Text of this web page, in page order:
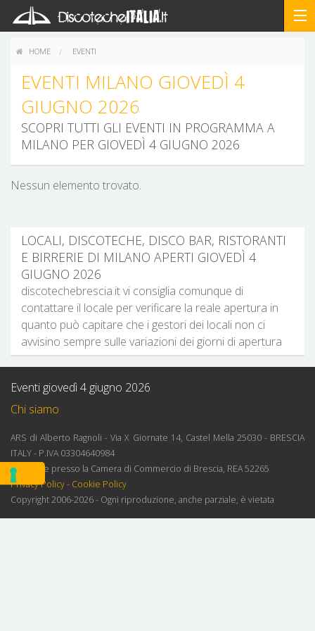
HOME EVENTI
EVENTI MILANO GIOVEDÌ 4
GIUGNO 2026
SCOPRI TUTTI GLI EVENTI IN PROGRAMMA A
MILANO PER GIOVEDÌ 4 GIUGNO 2026
Nessun elemento trovato.
LOCALI, DISCOTECHE, DISCO BAR, RISTORANTI
E BIRRERIE DI MILANO APERTI GIOVEDÌ 4
GIUGNO 2026
discotechebrescia.it vi consiglia comunque di
contattare il locale per verificare la reale apertura in
quanto può capitare che i gestori dei locali non ci
avvisino sempre sulle variazioni dei giorni di apertura
Eventi giovedì 4 giugno 2026
Chi siamo
ARS di Alberto Ragnoli - Via X Giornate 14, Castel Mella 25030 - BRESCIA
ITALY - P.IVA 03304640984
Iscrizione presso la Camera di Commercio di Brescia, REA 52265
Privacy Policy- Cookie Policy
Copyright 2006-2026 - Ogni riproduzione, anche parziale, è vietata